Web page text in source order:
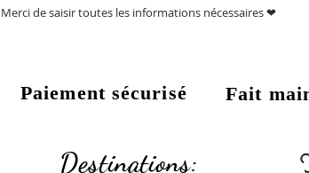
Merci de saisir toutes les informations nécessaires ❤
Paiement sécurisé Fait
Destinations: